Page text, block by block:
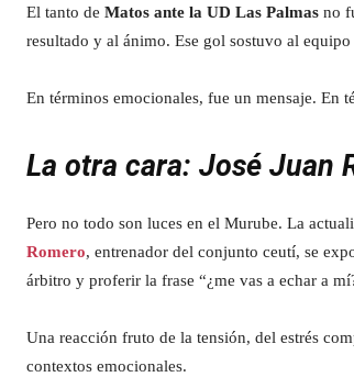
El tanto de Matos ante la UD Las Palmas no
resultado y al ánimo. Ese gol sostuvo al
En términos emocionales, fue un mensaje. En
La otra cara: José Juan
Pero no todo son luces en el Murube. La
Romero, entrenador del conjunto ceutí, se
árbitro y proferir la frase “¿me vas a echar a
Una reacción fruto de la tensión, del estrés
contextos emocionales.